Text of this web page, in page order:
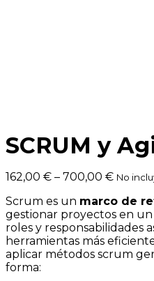
SCRUM y
162,00 € – 700,00 € No
Scrum es un marco de
gestionar proyectos en un
roles y responsabilidades
herramientas más
aplicar métodos scrum
forma: